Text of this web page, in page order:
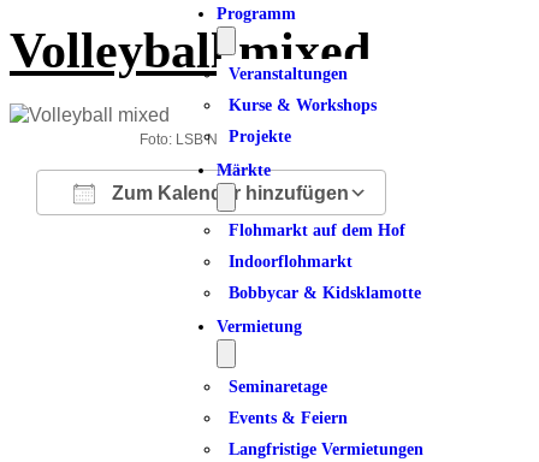
Programm
Veranstaltungen
Kurse & Workshops
Projekte
Märkte
Flohmarkt auf dem Hof
Indoorflohmarkt
Bobbycar & Kidsklamotte
Vermietung
Seminaretage
Events & Feiern
Langfristige Vermietungen
Volleyball mixed
Foto: LSB NRW_Andrea Bowinkelmann
Zum Kalender hinzufügen